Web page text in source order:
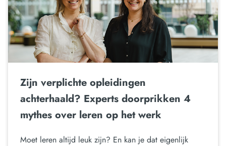
Zijn verplichte opleidingen
achterhaald? Experts doorprikken 4
mythes over leren op het werk
Moet leren altijd leuk zijn? En kan je dat eigenlijk